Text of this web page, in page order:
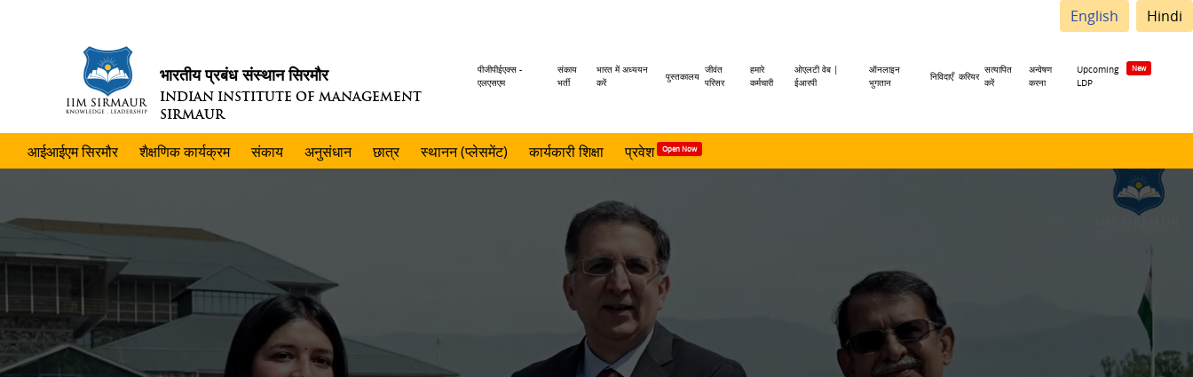
English Hindi
भारतीय प्रबंध संस्थान सिरमौर
INDIAN INSTITUTE OF MANAGEMENT
SIRMAUR
Header
पीजीपीईएक्स -
एलएसएम
संकाय
भर्ती
भारत में अध्ययन
करें
पुस्तकालय
जीवंत
परिसर
हमारे
कर्मचारी
ओएलटी वेब |
ईआरपी
ऑनलाइन
भुगतान
निविदाएँ करियर
सत्यापित
करें
अन्वेषण
करना
Upcoming
LDP
आईआईएम सिरमौर शैक्षणिक कार्यक्रम संकाय अनुसंधान छात्र स्थानन (प्लेसमेंट) कार्यकारी शिक्षा प्रवेश